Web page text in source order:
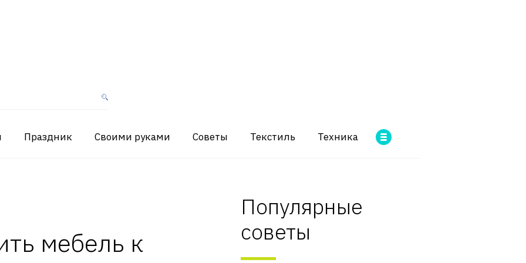
Праздник Своими руками Советы Текстиль Техника
мебель к
Популярные
советы